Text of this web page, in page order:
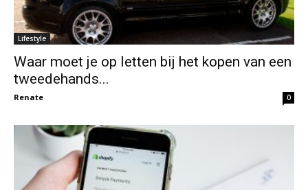
Lifestyle
Waar moet je op letten bij het kopen van een
tweedehands...
Renate 0